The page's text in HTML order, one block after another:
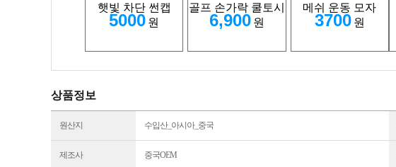
햇빛 차단 썬캡
5000 원
골프 손가락 쿨토시
6,900 원
메쉬 운동 모자
3700 원
상품정보
원산지 수입산_아시아_중국
제조사 중국OEM